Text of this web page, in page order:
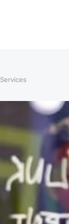
Services